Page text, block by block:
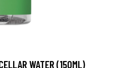
WATER (150ML)